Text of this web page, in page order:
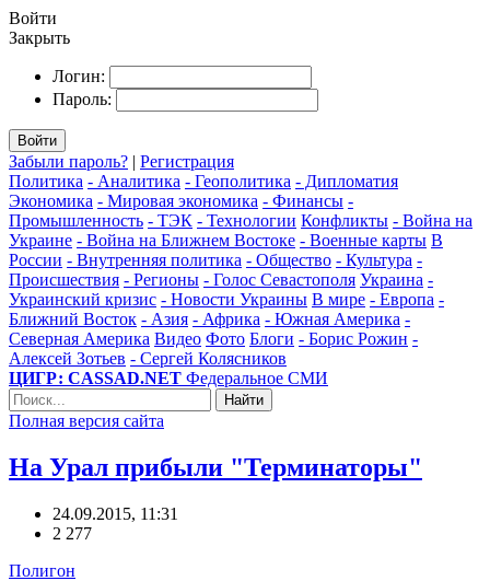
Войти
Закрыть
Логин:
Пароль:
Войти
Забыли пароль? | Регистрация
Политика - Аналитика - Геополитика - Дипломатия
Экономика - Мировая экономика - Финансы -
Промышленность - ТЭК - Технологии Конфликты - Война на
Украине - Война на Ближнем Востоке - Военные карты В
России - Внутренняя политика - Общество - Культура -
Происшествия - Регионы - Голос Севастополя Украина -
Украинский кризис - Новости Украины В мире - Европа -
Ближний Восток - Азия - Африка - Южная Америка -
Северная Америка Видео Фото Блоги - Борис Рожин -
Алексей Зотьев - Сергей Колясников
ЦИГР: CASSAD.NET Федеральное СМИ
Найти
Полная версия сайта
На Урал прибыли "Терминаторы"
24.09.2015, 11:31
2 277
Полигон